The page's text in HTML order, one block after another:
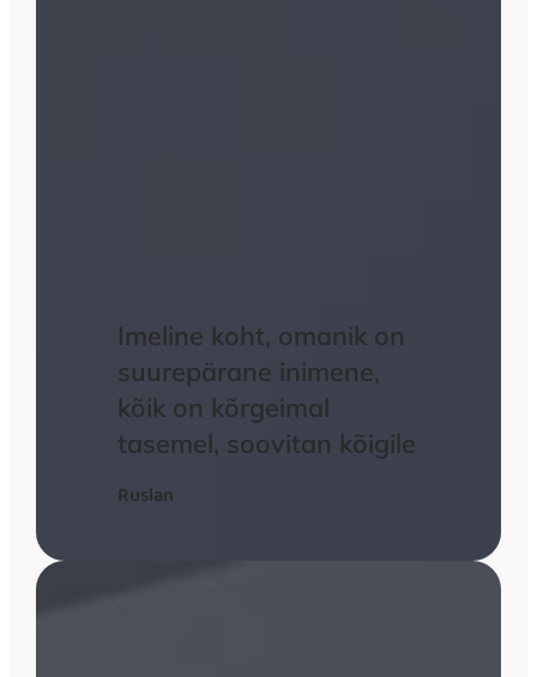
Imeline koht, omanik on
suurepärane inimene,
kõik on kõrgeimal
tasemel, soovitan kõigile
Ruslan